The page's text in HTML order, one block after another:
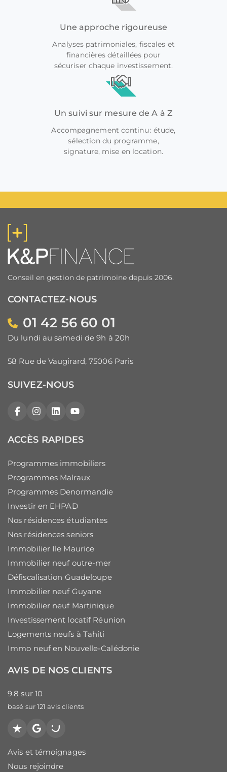
Une approche rigoureuse
Analyses patrimoniales, fiscales et
financières détaillées pour
sécuriser chaque investissement.
Un suivi sur mesure de A à Z
Accompagnement continu : étude,
sélection du programme,
signature, mise en location.
Conseil en gestion de patrimoine depuis 2006.
CONTACTEZ-NOUS
01 42 56 60 01
Du lundi au samedi de 9h à 20h
58 Rue de Vaugirard, 75006 Paris
SUIVEZ-NOUS
FacebookInstagram
LinkedInYouTube
ACCÈS RAPIDES
Programmes immobiliers
Programmes Malraux
Programmes Denormandie
Investir en EHPAD
Nos résidences étudiantes
Nos résidences seniors
Immobilier Ile Maurice
Immobilier neuf outre-mer
Défiscalisation Guadeloupe
Immobilier neuf Guyane
Immobilier neuf Martinique
Investissement locatif Réunion
Logements neufs à Tahiti
Immo neuf en Nouvelle-Calédonie
AVIS DE NOS CLIENTS
9.8 sur 10
basé sur 121 avis clients
Trustpilot
GooglePagesJaunes
Avis et témoignages
Nous rejoindre